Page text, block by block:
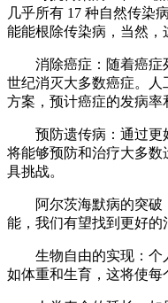
几乎所有 17 种自然传染
能能根除传染病，当然，
消除癌症：随着癌症
世纪消灭大多数癌症。
方案，预计癌症的发病率
预防遗传病：通过更好
将能够预防和治疗大多
具挑战。
阿尔茨海默病的突破
能，我们有望找到更好的
生物自由的实现：个人
如体重和生育，这将使每